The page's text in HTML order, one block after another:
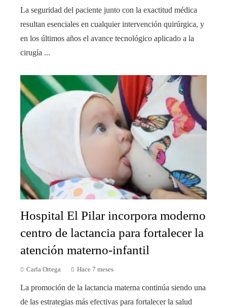
La seguridad del paciente junto con la exactitud médica
resultan esenciales en cualquier intervención quirúrgica, y
en los últimos años el avance tecnológico aplicado a la
cirugía ...
Hospital El Pilar incorpora moderno
centro de lactancia para fortalecer la
atención materno-infantil
Carla Ortega Hace 7 meses
La promoción de la lactancia materna continúa siendo una
de las estrategias más efectivas para fortalecer la salud